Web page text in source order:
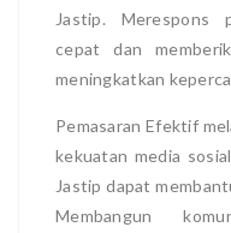
Jastip. Merespons
cepat dan
meningkatkan
Pemasaran Efektif
kekuatan media
Jastip dapat
Membangun